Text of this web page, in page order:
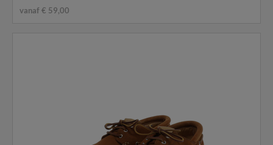
vanaf € 59,00